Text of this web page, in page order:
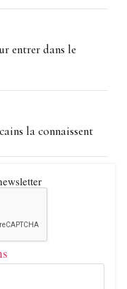
entrer dans le
la connaissent